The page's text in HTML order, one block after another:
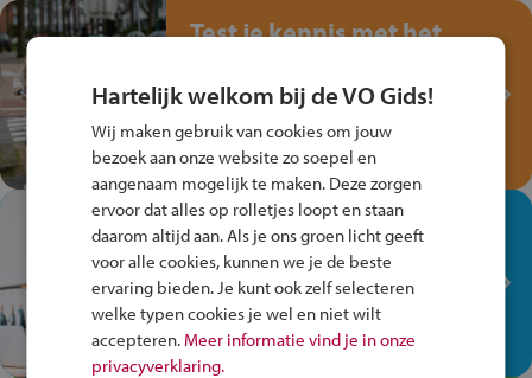
Test je kennis met het
Verkeersspel!
Speel het Fiets Veilig Verkeersspel
en win een Cortina-fiets!
In de winkel ben je op je
plek!
Ontdek via het vmbo jouw talent
op de winkelvloer, waar elke dag
anders is!
Hartelijk welkom bij de VO Gids!
Wij maken gebruik van cookies om jouw
bezoek aan onze website zo soepel en
aangenaam mogelijk te maken. Deze zorgen
ervoor dat alles op rolletjes loopt en staan
daarom altijd aan. Als je ons groen licht geeft
voor alle cookies, kunnen we je de beste
ervaring bieden. Je kunt ook zelf selecteren
welke typen cookies je wel en niet wilt
accepteren. Meer informatie vind je in onze
privacyverklaring.